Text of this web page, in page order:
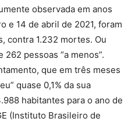
observada em anos
e 14 de abril de 2021, foram
contra 1.232 mortes. Ou
pessoas “a menos”.
que em três meses
quase 0,1% da sua
habitantes para o ano de
(Instituto Brasileiro de